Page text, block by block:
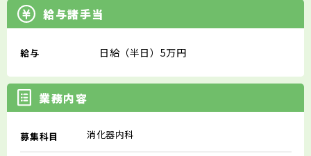
給与諸手当
給与 日給（半日）5万円
業務内容
募集科目 消化器内科